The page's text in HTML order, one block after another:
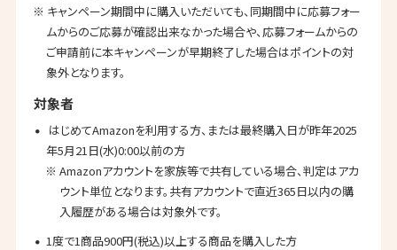
※ キャンペーン期間中に購入いただいても、同期間中に応募フォー
ムからのご応募が確認出来なかった場合や、応募フォームからの
ご申請前に本キャンペーンが早期終了した場合はポイントの対
象外となります。
対象者
はじめてAmazonを利用する方、または最終購入日が昨年2025
年5月21日(水)0:00以前の方
※ Amazonアカウントを家族等で共有している場合、判定はアカ
ウント単位となります。共有アカウントで直近365日以内の購
入履歴がある場合は対象外です。
1度で1商品900円(税込)以上する商品を購入した方